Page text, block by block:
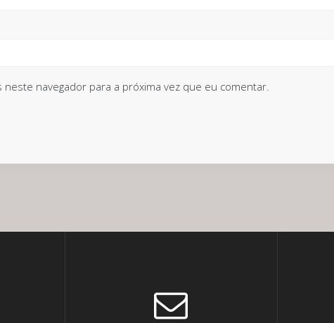
neste navegador para a próxima vez que eu comentar.